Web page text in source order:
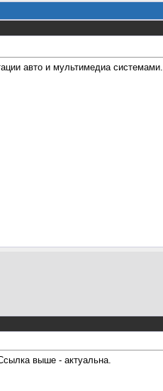
авто и мультимедиа системами.
выше - актуальна.